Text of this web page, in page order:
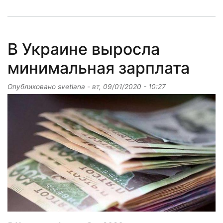
В Украине выросла
минимальная зарплата
Опубликовано svetlana - вт, 09/01/2020 - 10:27